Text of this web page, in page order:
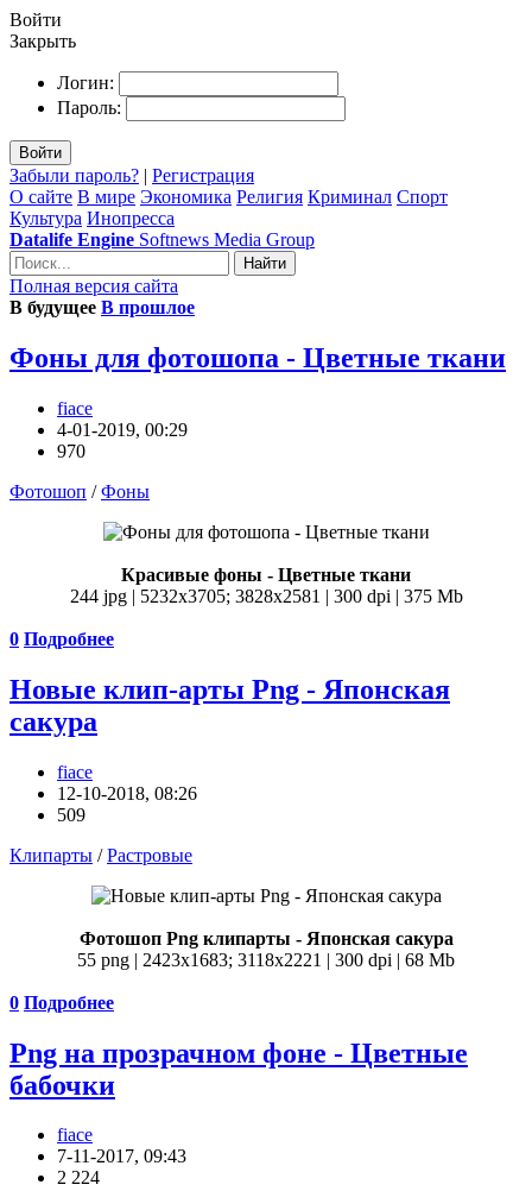
Войти
Закрыть
Логин:
Пароль:
Войти
Забыли пароль? | Регистрация
О сайте В мире Экономика Религия Криминал Спорт
Культура Инопресса
Datalife Engine Softnews Media Group
Найти
Полная версия сайта
В будущее В прошлое
Фоны для фотошопа - Цветные ткани
fiace
4-01-2019, 00:29
970
Фотошоп /Фоны
Красивые фоны - Цветные ткани
244 jpg | 5232x3705; 3828х2581 | 300 dpi | 375 Mb
0 Подробнее
Новые клип-арты Png - Японская
сакура
fiace
12-10-2018, 08:26
509
Клипарты /Растровые
Фотошоп Png клипарты - Японская сакура
55 png | 2423x1683; 3118х2221 | 300 dpi | 68 Mb
0 Подробнее
Png на прозрачном фоне - Цветные
бабочки
fiace
7-11-2017, 09:43
2 224